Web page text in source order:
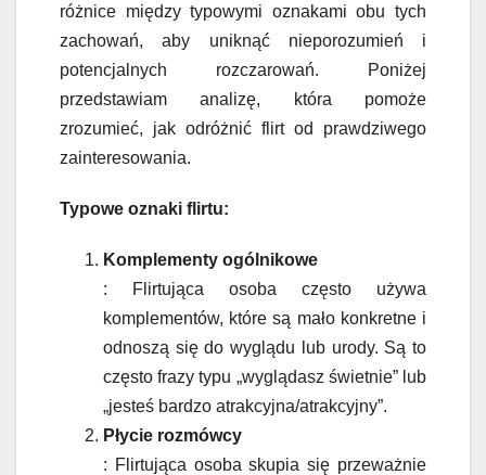
różnice między typowymi oznakami obu tych
zachowań, aby uniknąć nieporozumień i
potencjalnych rozczarowań. Poniżej
przedstawiam analizę, która pomoże
zrozumieć, jak odróżnić flirt od prawdziwego
zainteresowania.
Typowe oznaki flirtu:
Komplementy ogólnikowe
: Flirtująca osoba często używa
komplementów, które są mało konkretne i
odnoszą się do wyglądu lub urody. Są to
często frazy typu „wyglądasz świetnie” lub
„jesteś bardzo atrakcyjna/atrakcyjny”.
Płycie rozmówcy
: Flirtująca osoba skupia się przeważnie